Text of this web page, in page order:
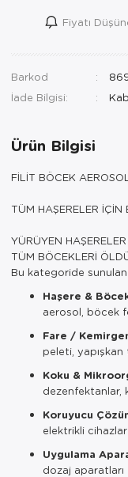
Fiyatı
Barkod
İade Bilgisi:
Ürün Bilgisi
FİLİT BÖCEK AEROSOL
TÜM HAŞERELER İÇİN
YÜRÜYEN
TÜM BÖCEKLERİ
Bu kategoride
Haşere &
aerosol, böcek
Fare /
peleti, yapışkan
Koku &
dezenfektanlar,
Koruyucu
elektrikli cihazlar
Uygulama
dozaj aparatları